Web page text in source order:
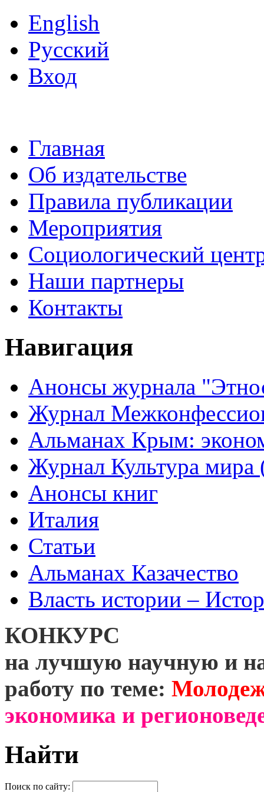
English
Русский
Вход
Главная
Об издательстве
Правила публикации
Мероприятия
Социологический
Наши партнеры
Контакты
Навигация
Анонсы журнала
Журнал
Альманах Крым:
Журнал Культура
Анонсы книг
Италия
Статьи
Альманах Казачество
Власть истории –
КОНКУРС
на лучшую научную и
работу по теме:
экономика и
Найти
Поиск по сайту: